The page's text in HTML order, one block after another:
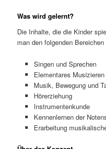
Was wird gelernt?
Die Inhalte, die die Kinder
man den folgenden Bereichen
Singen und Sprechen
Elementares
Musik, Bewegung und
Hörerziehung
Instrumentenkunde
Kennenlernen der
Erarbeitung